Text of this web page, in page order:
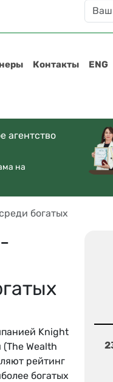
Контакты ENG
агентство
на
богатых
Knight
(The Wealth
рейтинг
богатых